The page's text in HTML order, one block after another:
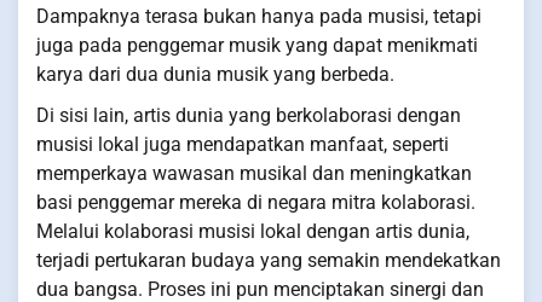
Dampaknya terasa bukan hanya pada musisi, tetapi
juga pada penggemar musik yang dapat menikmati
karya dari dua dunia musik yang berbeda.
Di sisi lain, artis dunia yang berkolaborasi dengan
musisi lokal juga mendapatkan manfaat, seperti
memperkaya wawasan musikal dan meningkatkan
basi penggemar mereka di negara mitra kolaborasi.
Melalui kolaborasi musisi lokal dengan artis dunia,
terjadi pertukaran budaya yang semakin mendekatkan
dua bangsa. Proses ini pun menciptakan sinergi dan